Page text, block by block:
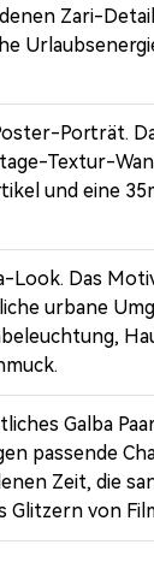
Zari-
Porträt.
Textur-
und eine
Look. Das
urbane
Galba
passende
Zeit, die
von